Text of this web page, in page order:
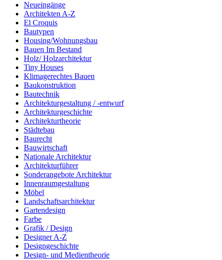
Neueingänge
Architekten A-Z
El Croquis
Bautypen
Housing/Wohnungsbau
Bauen Im Bestand
Holz/ Holzarchitektur
Tiny Houses
Klimagerechtes Bauen
Baukonstruktion
Bautechnik
Architekturgestaltung / -entwurf
Architekturgeschichte
Architekturtheorie
Städtebau
Baurecht
Bauwirtschaft
Nationale Architektur
Architekturführer
Sonderangebote Architektur
Innenraumgestaltung
Möbel
Landschaftsarchitektur
Gartendesign
Farbe
Grafik / Design
Designer A-Z
Designgeschichte
Design- und Medientheorie